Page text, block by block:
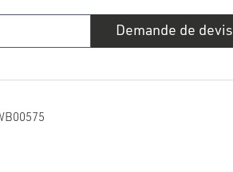
Demande de devis